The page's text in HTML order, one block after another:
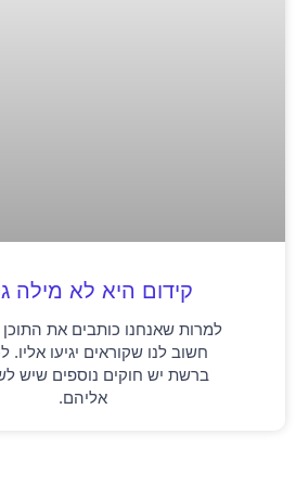
קידום היא לא מילה
למרות שאנחנו כותבים את
חשוב לנו שקוראים יגיעו אליו.
ברשת יש חוקים נוספים שיש
אליהם.